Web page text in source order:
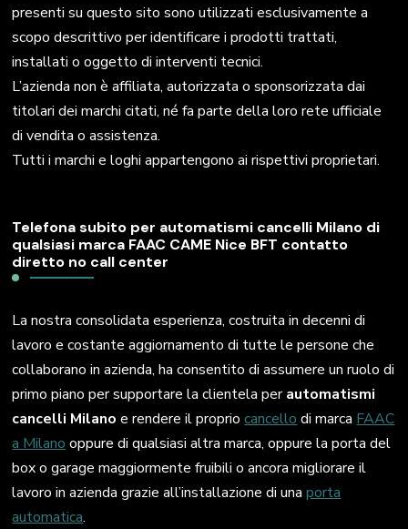
presenti su questo sito sono utilizzati esclusivamente a
scopo descrittivo per identificare i prodotti trattati,
installati o oggetto di interventi tecnici.
L’azienda non è affiliata, autorizzata o sponsorizzata dai
titolari dei marchi citati, né fa parte della loro rete ufficiale
di vendita o assistenza.
Tutti i marchi e loghi appartengono ai rispettivi proprietari.
Telefona subito per automatismi cancelli Milano di
qualsiasi marca FAAC CAME Nice BFT contatto
diretto no call center
La nostra consolidata esperienza, costruita in decenni di
lavoro e costante aggiornamento di tutte le persone che
collaborano in azienda, ha consentito di assumere un ruolo di
primo piano per supportare la clientela perautomatismi
cancelli Milano e rendere il propriocancello di marca FAAC
a Milano oppure di qualsiasi altra marca, oppure la porta del
box o garage maggiormente fruibili o ancora migliorare il
lavoro in azienda grazie all’installazione di unaporta
automatica.